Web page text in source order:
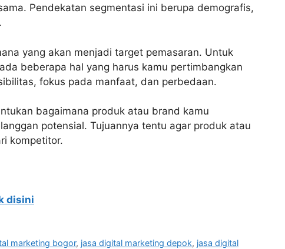
Pendekatan segmentasi ini berupa demografis,
yang akan menjadi target pemasaran. Untuk
beberapa hal yang harus kamu pertimbangkan
fokus pada manfaat, dan perbedaan.
bagaimana produk atau brand kamu
potensial. Tujuannya tentu agar produk atau
kompetitor.
disini
marketing bogor, jasa digital marketing depok, jasa digital